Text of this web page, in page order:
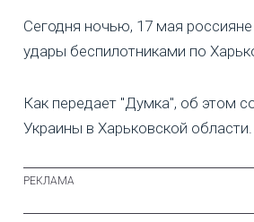
Сегодня ночью, 17 мая
удары беспилотниками по
Как передает "Думка", об этом
Украины в Харьковской области.